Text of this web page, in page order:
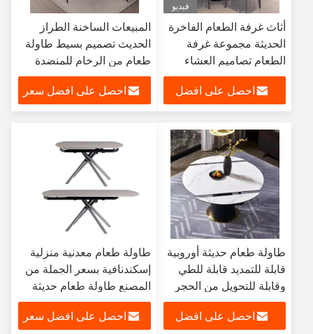
فيديو
أثاث غرفة الطعام الفاخرة
الحديثة مجموعة غرفة
الطعام تصاميم العشاء
مطعم طاولة الطعام
والكراسي ل 8احصل على افضل
المبيعات الساخنة الطراز
الحديث تصميم بسيط طاولة
طعام من الرخام للمنضدة
مجموعة 6 كراسي قابلة
للتوسيع سعر المصنع بالجملة
رخيصة طاولة طعام واسعة
احصل على افضل سعر
طاولة طعام حديثة أوروبية
قابلة للتمديد قابلة للطي
وقابلة للتحويل من الحجر
الملبد سيقان معدنية 6 8
مقاعد مجموعة اثاث غرفة
احصل على افضل
طاولة طعام معدنية منزلية
إسكندنافية بسعر الجملة من
المصنع طاولة طعام حديثة
قابلة للتمديد وقابلة للطي
لاستخدام غرفة الطعام
احصل على افضل سعر